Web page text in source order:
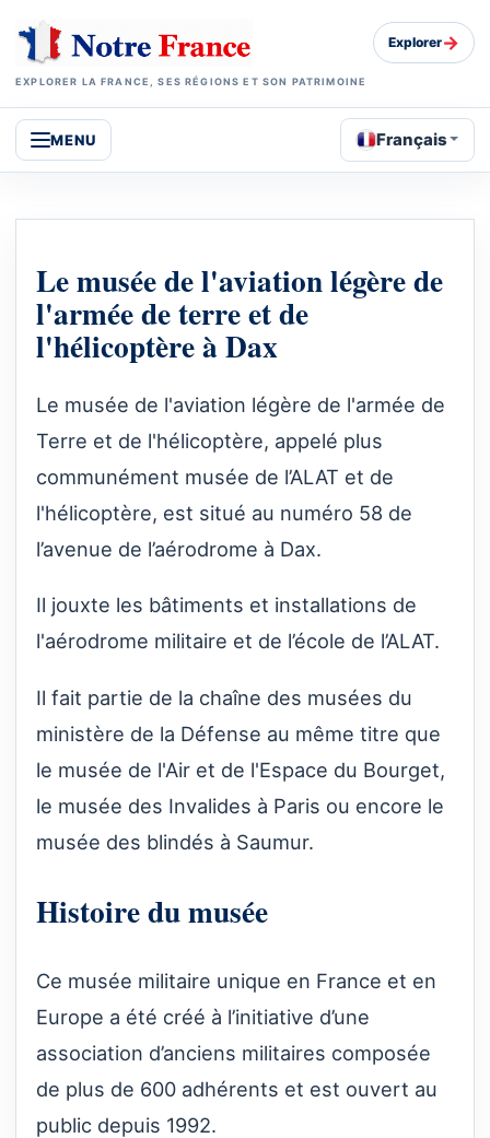
EXPLORER LA FRANCE, SES RÉGIONS ET SON PATRIMOINE
Explorer→
MENU Français
Le musée de l'aviation légère de
l'armée de terre et de
l'hélicoptère à Dax
Le musée de l'aviation légère de l'armée de
Terre et de l'hélicoptère, appelé plus
communément musée de l’ALAT et de
l'hélicoptère, est situé au numéro 58 de
l’avenue de l’aérodrome à Dax.
Il jouxte les bâtiments et installations de
l'aérodrome militaire et de l’école de l’ALAT.
Il fait partie de la chaîne des musées du
ministère de la Défense au même titre que
le musée de l'Air et de l'Espace du Bourget,
le musée des Invalides à Paris ou encore le
musée des blindés à Saumur.
Histoire du musée
Ce musée militaire unique en France et en
Europe a été créé à l’initiative d’une
association d’anciens militaires composée
de plus de 600 adhérents et est ouvert au
public depuis 1992.